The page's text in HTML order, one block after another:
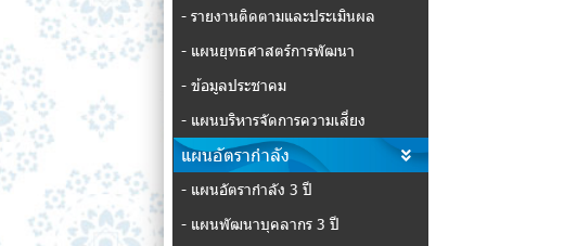
- รายงานติดตามและประเมินผล
- แผนยุทธศาสตร์การพัฒนา
- ข้อมูลประชาคม
- แผนบริหารจัดการความเสี่ยง
แผนอัตรากำลัง
- แผนอัตรากำลัง 3 ปี
- แผนพัฒนาบุคลากร 3 ปี